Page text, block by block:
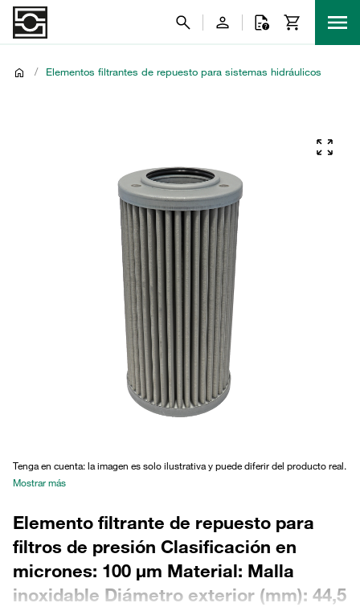
/ Elementos filtrantes de repuesto para sistemas hidráulicos
Tenga en cuenta: la imagen es solo ilustrativa y puede diferir del producto real.
Mostrar más
Elemento filtrante de repuesto para
filtros de presión Clasificación en
micrones: 100 µm Material: Malla
inoxidable Diámetro exterior (mm): 44,5